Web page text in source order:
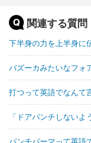
関連する質問
下半身の力を上半身に
バズーカみたいなフォ
打つって英語でなんて
「ドアパンチしない